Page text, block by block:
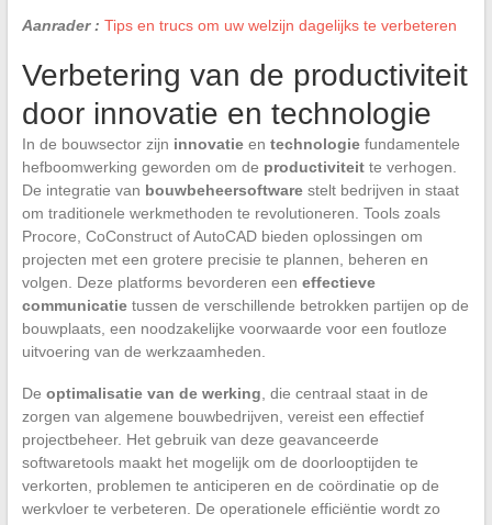
Aanrader : Tips en trucs om uw welzijn dagelijks te verbeteren
Verbetering van de productiviteit
door innovatie en technologie
In de bouwsector zijn innovatieen technologiefundamentele
hefboomwerking geworden om de productiviteitte verhogen.
De integratie van bouwbeheersoftwarestelt bedrijven in staat
om traditionele werkmethoden te revolutioneren. Tools zoals
Procore, CoConstruct of AutoCAD bieden oplossingen om
projecten met een grotere precisie te plannen, beheren en
volgen. Deze platforms bevorderen een effectieve
communicatietussen de verschillende betrokken partijen op de
bouwplaats, een noodzakelijke voorwaarde voor een foutloze
uitvoering van de werkzaamheden.
De optimalisatie van de werking , die centraal staat in de
zorgen van algemene bouwbedrijven, vereist een effectief
projectbeheer. Het gebruik van deze geavanceerde
softwaretools maakt het mogelijk om de doorlooptijden te
verkorten, problemen te anticiperen en de coördinatie op de
werkvloer te verbeteren. De operationele efficiëntie wordt zo